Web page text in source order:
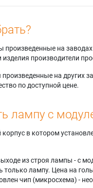
на
производители
на других
по доступной цене.
лампу с
в котором
из строя лампы - с
только лампу. Цена на
чип (микросхема) -